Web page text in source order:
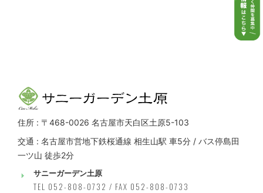
住所 : 〒468-0026 名古屋市天白区土原5-103
交通 : 名古屋市営地下鉄桜通線 相生山駅 車5分 / バス停島田
一ツ山 徒歩2分
サニーガーデン土原
TEL 052-808-0732 / FAX 052-808-0733